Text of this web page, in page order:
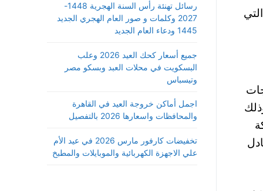
الدرجات
60 يوم أي ما يعادل
رسائل تهنئة رأس السنة الهجرية 1448-
2027 وكلمات و صور العام الهجري الجديد
1445 ودعاء العام الجديد
جميع أسعار كحك العيد 2026 وعلب
البسكويت في محلات العبد وبسكو مصر
وتيسباس
اجمل أماكن خروجة العيد في القاهرة
والمحافظات واسعارها 2026 بالتفصيل
تخفيضات كارفور مارس 2026 في عيد الأم
علي الاجهزة الكهربائية والموبايلات والمطبخ